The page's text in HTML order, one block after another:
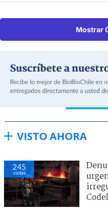
Mostrar
VISTO AHORA
245
visitas